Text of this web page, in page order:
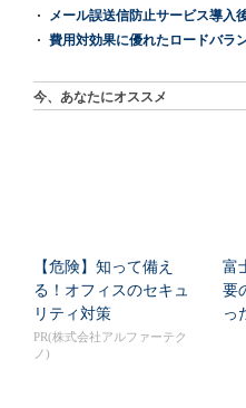
メール誤送信防止サービス導入
費用対効果に優れたロードバラ
今、あなたにオススメ
【危険】知って備え
る！オフィスのセキュ
リティ対策
PR(株式会社アルファーテク
ノ)
富
要
っ